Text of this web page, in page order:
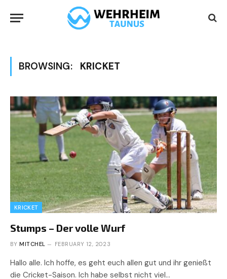
BROWSING: KRICKET
KRICKET
Stumps – Der volle Wurf
BY MITCHEL FEBRUARY 12, 2023
Hallo alle. Ich hoffe, es geht euch allen gut und ihr genießt
die Cricket-Saison. Ich habe selbst nicht viel…